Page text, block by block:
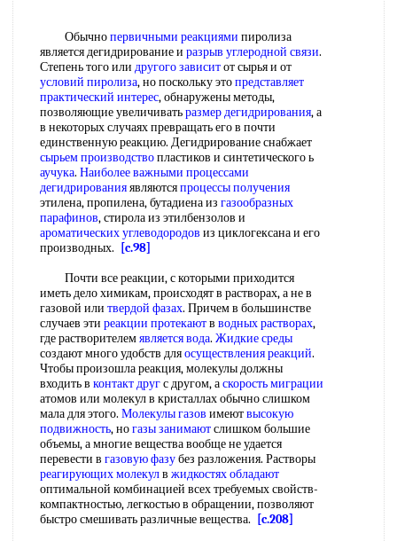
Обычнопервичными реакциями пиролиза
является дегидрирование и разрыв углеродной связи.
Степень того или другого зависитот сырья и от
условий пиролиза, но поскольку этопредставляет
практический интерес, обнаружены методы,
позволяющие увеличиватьразмер дегидрирования, а
в некоторых случаях превращать его в почти
единственную реакцию. Дегидрирование снабжает
сырьем производствопластиков и синтетического ь
аучука. Наиболее важными процессами
дегидрированияявляютсяпроцессы получения
этилена, пропилена, бутадиена из газообразных
парафинов, стирола из этилбензолов и
ароматических углеводородов из циклогексана и его
производных.
[c.98]
Почти все реакции, с которыми приходится
иметь дело химикам, происходят в растворах, а не в
газовой или твердой фазах. Причем в большинстве
случаев эти реакции протекаютв водных растворах,
где растворителемявляется вода. Жидкие среды
создают много удобств дляосуществления реакций.
Чтобы произошла реакция, молекулы должны
входить в контакт другс другом, аскорость миграции
атомов или молекул в кристаллах обычно слишком
мала для этого. Молекулы газов имеютвысокую
подвижность, ногазы занимаютслишком большие
объемы, а многие вещества вообще не удается
перевести в газовую фазубез разложения. Растворы
реагирующих молекулв жидкостях обладают
оптимальной комбинацией всех требуемых свойств-
компактностью, легкостью в обращении, позволяют
быстро смешивать различные вещества.
[c.208]